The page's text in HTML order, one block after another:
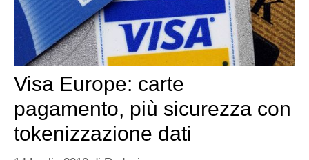
Visa Europe: carte
pagamento, più sicurezza con
tokenizzazione dati